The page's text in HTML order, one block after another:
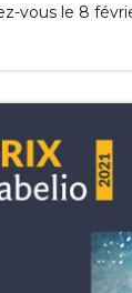
vous le 8